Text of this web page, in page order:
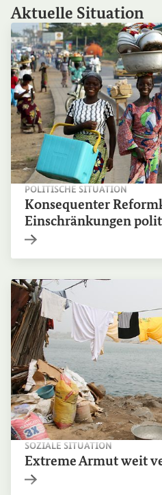
Aktuelle Situation
POLITISCHE SITUATION
Konsequenter
Einschränkungen
SOZIALE SITUATION
Extreme Armut weit